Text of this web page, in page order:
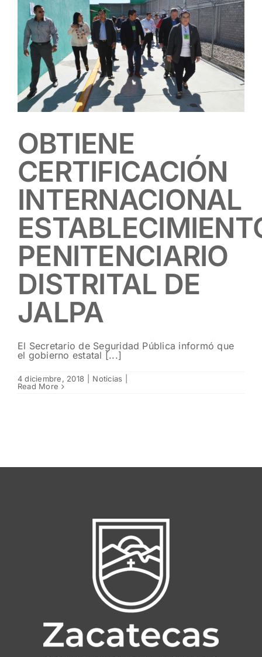
Contacto
OBTIENE
CERTIFICACIÓN
INTERNACIONAL
PENITENCIARIO
DISTRITAL DE
JALPA
El Secretario de Seguridad Pública informó que
el gobierno estatal [...]
4 diciembre, 2018 Noticias
Read More